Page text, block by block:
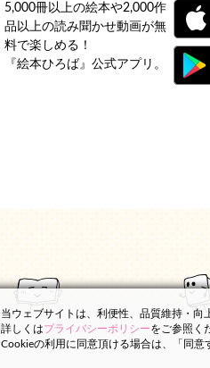
5,000冊以上の絵本や2,000作
品以上の読み聞かせ動画が無
料で楽しめる！
『絵本ひろば』公式アプリ。
当ウェブサイトは、利便性、品質維持・向
詳しくはプライバシーポリシーをご参照く
Cookieの利用に同意頂ける場合は、「同意